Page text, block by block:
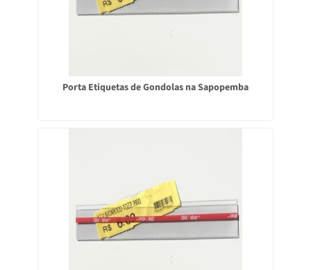
Porta Etiquetas de Gondolas na Sapopemba